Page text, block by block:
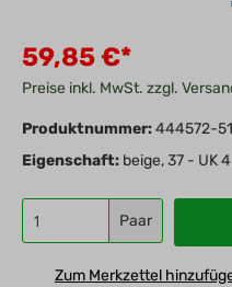
59,85 €*
Preise inkl. MwSt. zzgl.
Produktnummer:444572-
Eigenschaft: beige, 37 - UK
Paar
Zum Merkzettel